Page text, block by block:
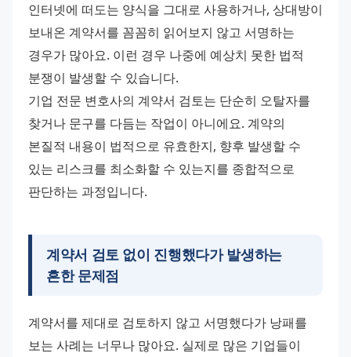
인터넷에 떠도는 양식을 그대로 사용하거나, 상대방이
보내온 계약서를 꼼꼼히 읽어보지 않고 서명하는
경우가 많아요. 이런 경우 나중에 예상치 못한 법적
분쟁이 발생할 수 있습니다.
기업 전문 변호사의 계약서 검토는 단순히 오탈자를
찾거나 문구를 다듬는 작업이 아니에요. 계약의
본질적 내용이 법적으로 유효한지, 향후 발생할 수
있는 리스크를 최소화할 수 있는지를 종합적으로
판단하는 과정입니다.
계약서 검토 없이 진행했다가 발생하는
흔한 문제점
계약서를 제대로 검토하지 않고 서명했다가 낭패를
보는 사례는 너무나 많아요. 실제로 많은 기업들이